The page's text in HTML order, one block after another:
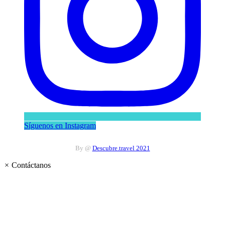
Síguenos en Instagram
By @ Descubre.travel 2021
× Contáctanos